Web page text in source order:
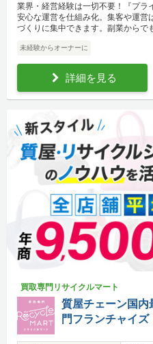
業界・経営経験は一切不要！『プラ
安心な運営を仕組み化。集客や運営
づくりに集中できます。副業からで
未経験からオーナーに
詳細を見る
買取専門リサイクルマート
質屋チェーン国内
門フランチャイズ